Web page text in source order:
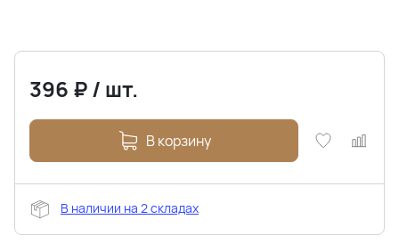
396 ₽/ шт.
В корзину
В наличии на 2 складах